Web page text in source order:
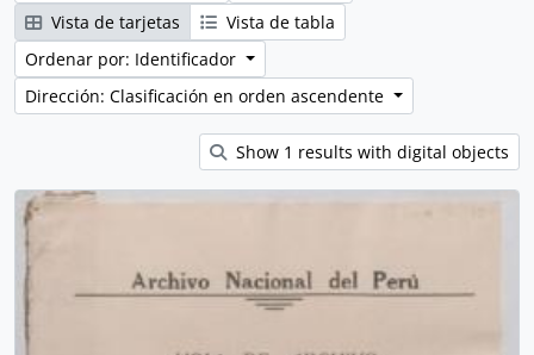
Vista de tarjetas
Vista de tabla
Ordenar por: Identificador
Dirección: Clasificación en orden ascendente
Show 1 results with digital objects